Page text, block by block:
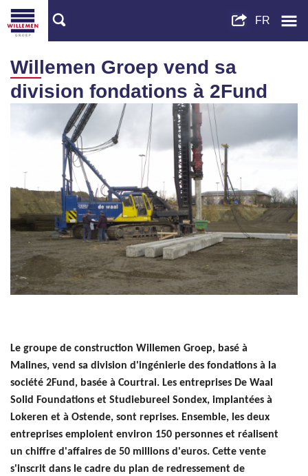
Willemen Groep vend sa
division fondations à 2Fund
Le groupe de construction Willemen Groep, basé à
Malines, vend sa division d'ingénierie des fondations à la
société 2Fund, basée à Courtrai. Les entreprises De Waal
Solid Foundations et Studiebureel Sondex, implantées à
Lokeren et à Ostende, sont reprises. Ensemble, les deux
entreprises emploient environ 150 personnes et réalisent
un chiffre d'affaires de 50 millions d'euros. Cette vente
s'inscrit dans le cadre du plan de redressement de